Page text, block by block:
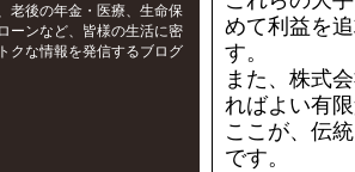
めて利益を
す。
また、株式
ればよい有
ここが、伝
です。
老後の年金・医療、生命保
ーンなど、皆様の生活に密
クな情報を発信するブログ